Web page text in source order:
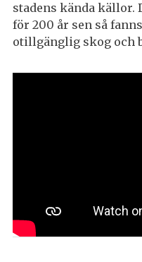
stadens kända källor.
för 200 år sen så
otillgänglig skog och